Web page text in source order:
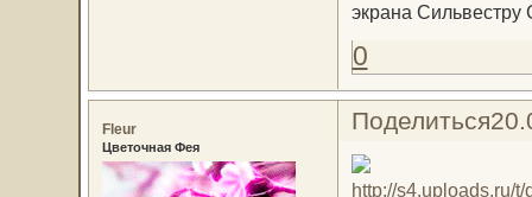
экрана Сильвестру
0
Поделиться
Fleur
Цветочная Фея